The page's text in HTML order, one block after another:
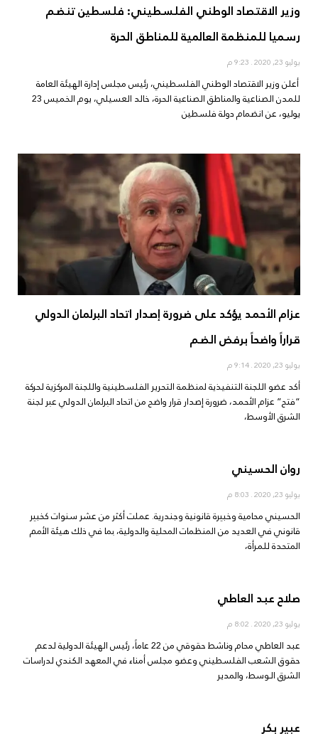
وزير الاقتصاد الوطني الفلسطيني: فلسطين تنضم
رسميا للمنظمة العالمية للمناطق الحرة
يوليو 23, 2020
أعلن وزير الاقتصاد الوطني الفلسطيني، رئيس مجلس إدارة الهيئة العامة
للمدن الصناعية والمناطق الصناعية الحرة، خالد العسيلي، يوم الخميس 23
يوليو، عن انضمام دولة فلسطين
عزام الأحمد يؤكد على ضرورة إصدار اتحاد البرلمان الدولي
قراراً واضحاً برفض الضم
يوليو 23, 2020
أكد عضو اللجنة التنفيذية لمنظمة التحرير الفلسطينية واللجنة المركزية لحركة
“فتح” عزام الأحمد، ضرورة إصدار قرار واضح من اتحاد البرلمان الدولي عبر لجنة
الشرق الأوسط،
روان الحسيني
يوليو 23, 2020
الحسيني محامية وخبيرة قانونية وجندرية. عملت أكثر من عشر سنوات كخبير
قانوني في العديد من المنظمات المحلية والدولية، بما في ذلك هيئة الأمم
المتحدة للمرأة،
صلاح عبد العاطي
يوليو 23, 2020
عبد العاطي محام وناشط حقوقي من 22 عاماً، رئيس الهيئة الدولية لدعم
حقوق الشعب الفلسطيني وعضو مجلس أمناء في المعهد الكندي لدراسات
الشرق الـوسط، والمدير
عبير بكر